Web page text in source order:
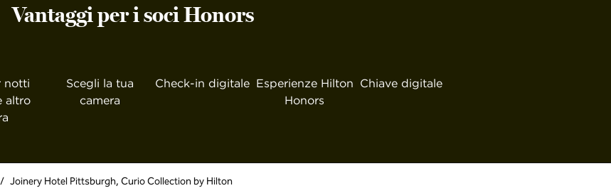
Vantaggi per i soci Honors
notti
altro
Scegli la tua
camera
Check-in digitale Esperienze Hilton
Honors
Chiave digitale
/ Joinery Hotel Pittsburgh, Curio Collection by Hilton